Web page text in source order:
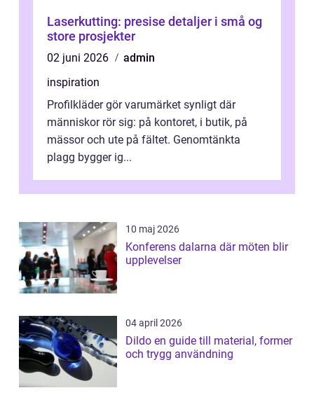
Laserkutting: presise detaljer i små og
store prosjekter
02 juni 2026
admin
inspiration
Profilkläder gör varumärket synligt där
människor rör sig: på kontoret, i butik, på
mässor och ute på fältet. Genomtänkta
plagg bygger ig...
10 maj 2026
Konferens dalarna där möten blir
upplevelser
04 april 2026
Dildo en guide till material, former
och trygg användning